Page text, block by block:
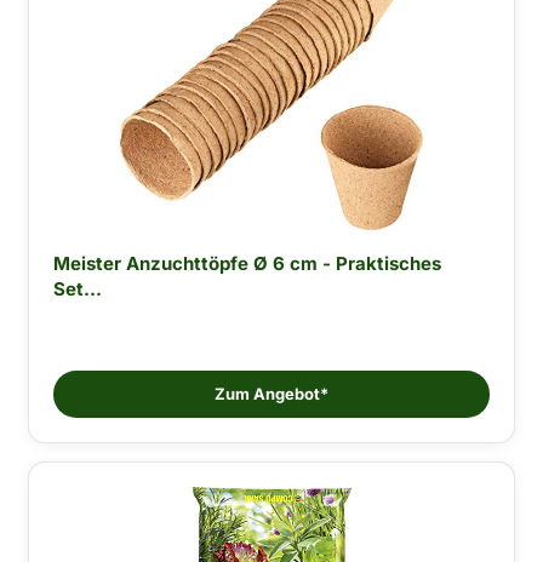
Meister Anzuchttöpfe Ø 6 cm - Praktisches
Set...
Zum Angebot*